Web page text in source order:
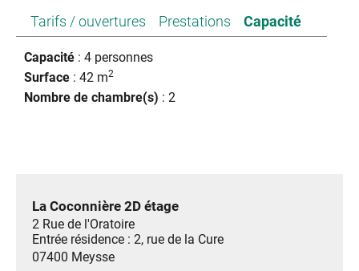
Tarifs / ouvertures Prestations Capacité
Capacité : 4 personnes
Surface : 42 m2
Nombre de chambre(s) : 2
La Coconnière 2D étage
2 Rue de l'Oratoire
Entrée résidence : 2, rue de la Cure
07400 Meysse